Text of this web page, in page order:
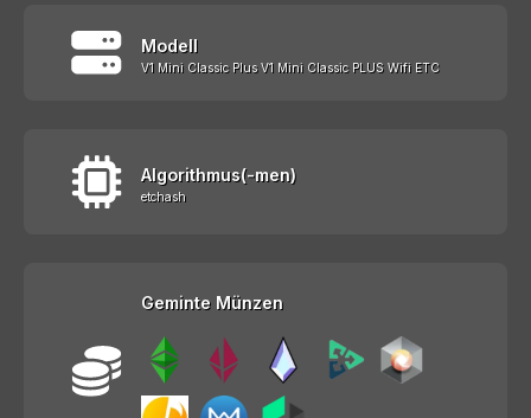
Modell
V1 Mini Classic Plus V1 Mini Classic PLUS Wifi ETC
Algorithmus(-men)
etchash
Geminte Münzen